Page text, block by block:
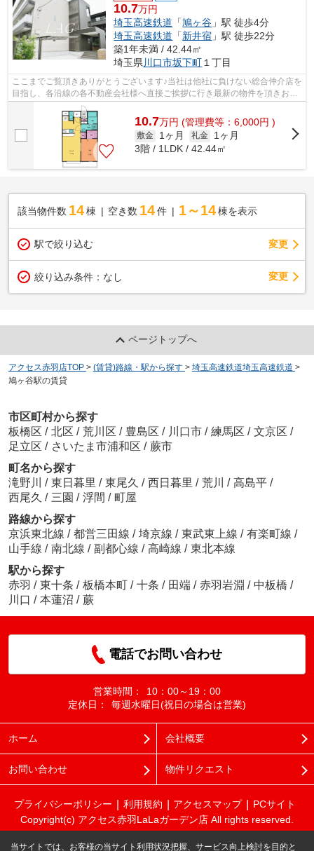
10.7万円
埼玉高速鉄道 「鳩ヶ谷 」駅 徒歩4分
埼玉高速鉄道 「新井宿 」駅 徒歩22分
築1年未満 / 42.44㎡
埼玉県 川口市坂下町 １丁目
ここまでご覧頂きありがとうございます♪当社は他社に負けない総合仲介店を
目指し、各沿線の各不動産会社様へ直接ご挨拶に行き最新の物件を頂きお客
様へ提供しております！最新の情報は...
10.7万円 (管理費等：6,000円 )
敷金 1ヶ月 礼金
1ヶ月
3階 / 1LDK / 42.44㎡
該当物件数 14棟 空き数 14 件 1～14 棟を表示
駅で絞り込む 変更
絞り込み条件： なし 変更
ページトップへ
アクセス赤羽店TOP > (賃貸)路線・駅から探す > 埼玉高速鉄道埼玉高速鉄道 >
鳩ヶ谷駅の賃貸
市区町村から探す
板橋区 / 北区 / 荒川区 / 豊島区 / 川口市 / 練馬区 / 文京区 /
足立区 / さいたま市浦和区 / 蕨市
町名から探す
滝野川 / 東日暮里 / 東尾久 / 西日暮里 / 荒川 / 高島平 /
西尾久 / 三園 / 浮間 / 町屋
路線から探す
京浜東北線 / 都営三田線 / 埼京線 / 東武東上線 / 有楽町線 /
山手線 / 南北線 / 副都心線 / 高崎線 / 東北本線
駅から探す
赤羽 / 東十条 / 板橋本町 / 十条 / 田端 / 赤羽岩淵 / 中板橋 /
川口 / 本蓮沼 / 蕨
電話でお問い合わせ
営業時間：
10：00～19：00
定休日：
毎週水曜日(祝日の場合は営業)
ホーム 会社概要
お問い合わせ 物件リクエスト
プライバシーポリシー 利用規約 アクセスマップ
PCサイト
Copyright(c) アクセス赤羽LaLaガーデン店 All rights reserved.
当サイトでは、お客様の当サイト利用状況把握、サービス向上検討を目的と